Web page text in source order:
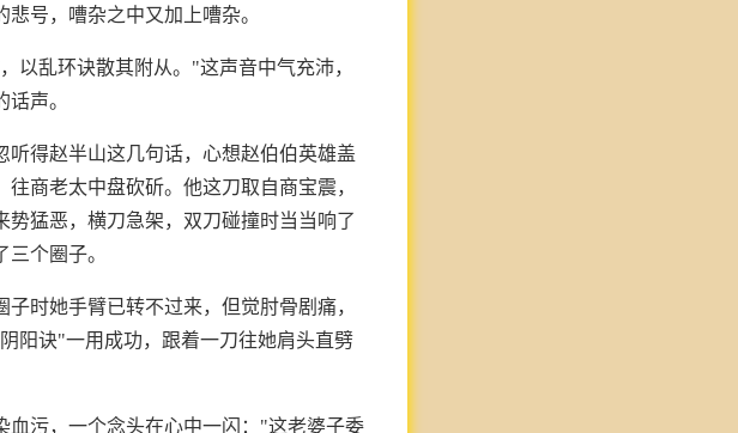
号，嘈杂之中又加上嘈杂。
以乱环诀散其附从。"这声音中气充沛，
声。
得赵半山这几句话，心想赵伯伯英雄盖
商老太中盘砍斫。他这刀取自商宝震，
猛恶，横刀急架，双刀碰撞时当当响了
三个圈子。
时她手臂已转不过来，但觉肘骨剧痛，
阳诀"一用成功，跟着一刀往她肩头直劈
血污，一个念头在心中一闪："这老婆子委